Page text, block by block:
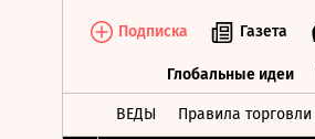
Подписка Газета
Глобальные идеи
ВЕДЫ Правила торговли